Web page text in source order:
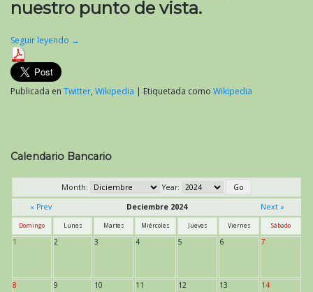
nuestro punto de vista.
Seguir leyendo →
Publicada en Twitter, Wikipedia | Etiquetada como Wikipedia
Calendario Bancario
Month:
Year:
« Prev
Deciembre 2024 Next »
Domingo Lunes Martes Miércoles Jueves Viernes Sábado
1 2 3 4 5 6 7
8 9 10 11 12 13 14